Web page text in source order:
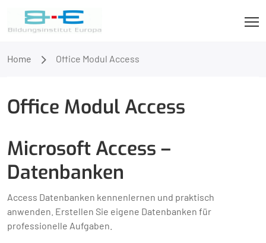
Home Office Modul Access
Office Modul Access
Microsoft Access –
Datenbanken
Access Datenbanken kennenlernen und praktisch
anwenden. Erstellen Sie eigene Datenbanken für
professionelle Aufgaben.